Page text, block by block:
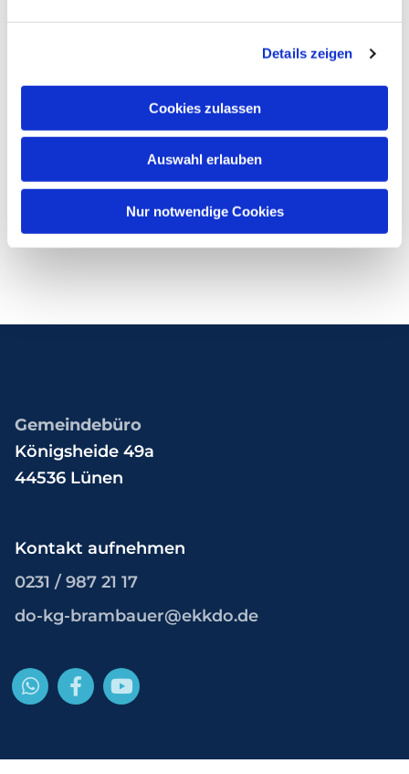
Details zeigen
Cookies zulassen
Auswahl erlauben
Nur notwendige Cookies
Gemeindebüro
Königsheide 49a
44536 Lünen
Kontakt aufnehmen
0231 / 987 21 17
do-kg-brambauer@ekkdo.de